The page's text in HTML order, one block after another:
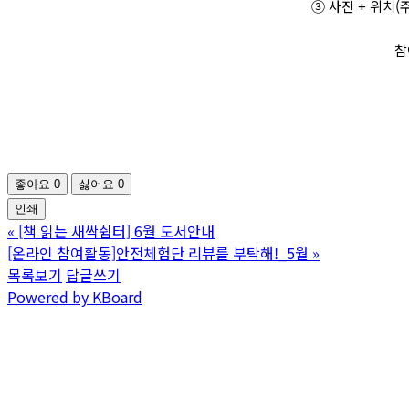
③ 사진 + 위치(
좋아요 0 싫어요 0
인쇄
« [책 읽는 새싹쉼터] 6월 도서안내
[온라인 참여활동]안전체험단 리뷰를 부탁해!_5월 »
목록보기 답글쓰기
Powered by KBoard